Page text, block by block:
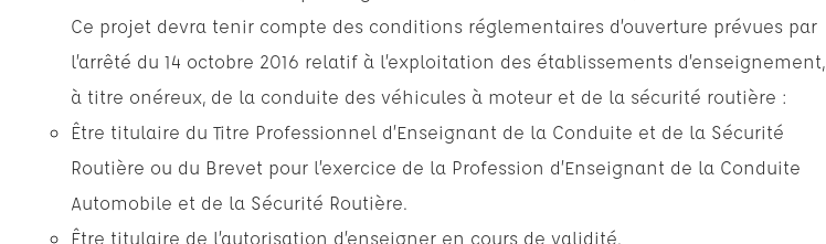
Ce projet devra tenir compte des conditions réglementaires d’ouverture prévues par
l’arrêté du 14 octobre 2016 relatif à l’exploitation des établissements d’enseignement,
à titre onéreux, de la conduite des véhicules à moteur et de la sécurité routière :
Être titulaire du Titre Professionnel d’Enseignant de la Conduite et de la Sécurité
Routière ou du Brevet pour l’exercice de la Profession d’Enseignant de la Conduite
Automobile et de la Sécurité Routière.
Être titulaire de l’autorisation d’enseigner en cours de validité.